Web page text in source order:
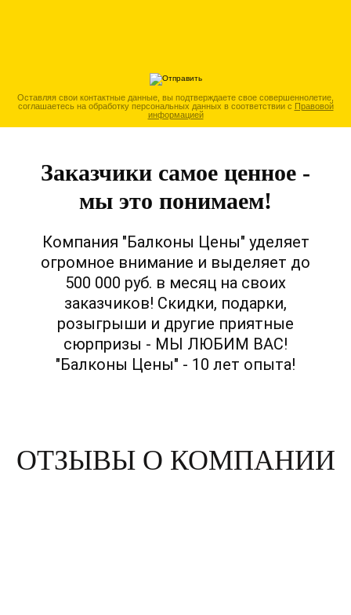
Оставляя свои контактные данные, вы подтверждаете свое совершеннолетие,
соглашаетесь на обработку персональных данных в соответствии с Правовой
информацией
Заказчики самое ценное -
мы это понимаем!
Компания "Балконы Цены" уделяет
огромное внимание и выделяет до
500 000 руб. в месяц на своих
заказчиков! Скидки, подарки,
розыгрыши и другие приятные
сюрпризы - МЫ ЛЮБИМ ВАС!
"Балконы Цены" - 10 лет опыта!
ОТЗЫВЫ О КОМПАНИИ